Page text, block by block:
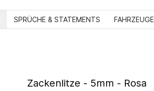
SPRÜCHE & STATEMENTS FAHRZEUGE
Zackenlitze - 5mm - Rosa